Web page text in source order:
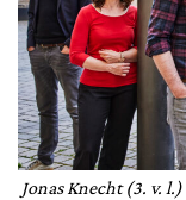
Jonas Knecht (3. v.